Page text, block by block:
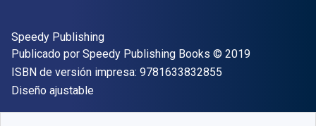
Autor(es)
Speedy Publishing
Editor
Publicado por Speedy Publishing Books Copyright
© 2019
ISBN de versión impresa: 9781633832855
Formato
Diseño ajustable